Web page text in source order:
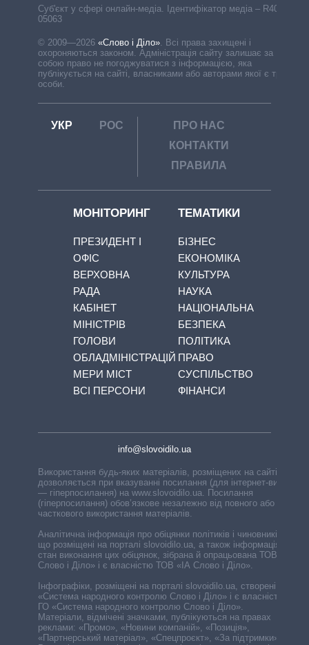
Cуб'єкт у сфері онлайн-медіа. Ідентифікатор медіа – R40-
05063
© 2009—2026 «Слово і Діло». Всі права захищені і
охороняються законом. Адміністрація сайту залишає за
собою право не погоджуватися з інформацією, яка
публікується на сайті, власниками або авторами якої є треті
особи.
УКР РОС
ПРО НАС
КОНТАКТИ
ПРАВИЛА
МОНІТОРИНГ
ПРЕЗИДЕНТ І
ОФІС
ВЕРХОВНА
РАДА
КАБІНЕТ
МІНІСТРІВ
ГОЛОВИ
ОБЛАДМІНІСТРАЦІЙ
МЕРИ МІСТ
ВСІ ПЕРСОНИ
ТЕМАТИКИ
БІЗНЕС
ЕКОНОМІКА
КУЛЬТУРА
НАУКА
НАЦІОНАЛЬНА
БЕЗПЕКА
ПОЛІТИКА
ПРАВО
СУСПІЛЬСТВО
ФІНАНСИ
info@slovoidilo.ua
Використання будь-яких матеріалів, розміщених на сайті,
дозволяється при вказуванні посилання (для інтернет-видань
— гіперпосилання) на www.slovoidilo.ua. Посилання
(гіперпосилання) обов’язкове незалежно від повного або
часткового використання матеріалів.
Аналітична інформація про обіцянки політиків і чиновників,
що розміщені на порталі slovoidilo.ua, а також інформація про
стан виконання цих обіцянок, зібрана й опрацьована ТОВ «ІА
Слово і Діло» і є власністю ТОВ «ІА Слово і Діло».
Інфографіки, розміщені на порталі slovoidilo.ua, створені ГО
«Система народного контролю Слово і Діло» і є власністю
ГО «Система народного контролю Слово і Діло».
Матеріали, відмічені значками, публікуються на правах
реклами: «Промо», «Новини компаній», «Позиція»,
«Партнерський матеріал», «Спецпроєкт», «За підтримки».